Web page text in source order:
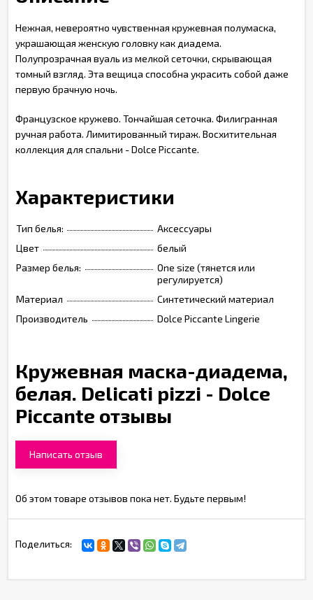
Нежная, невероятно чувственная кружевная полумаска,
украшающая женскую головку как диадема.
Полупрозрачная вуаль из мелкой сеточки, скрывающая
томный взгляд. Эта вещица способна украсить собой даже
первую брачную ночь.
Французское кружево. Тончайшая сеточка. Филигранная
ручная работа. Лимитированный тираж. Восхитительная
коллекция для спальни - Dolce Piccante.
Характеристики
Тип белья:
Аксессуары
Цвет
белый
Размер белья:
One size (тянется или
регулируется)
Материал
Синтетический материал
Производитель
Dolce Piccante Lingerie
Кружевная маска-диадема,
белая. Delicati pizzi - Dolce
Piccante отзывы
Написать отзыв
Об этом товаре отзывов пока нет. Будьте первым!
Поделиться: